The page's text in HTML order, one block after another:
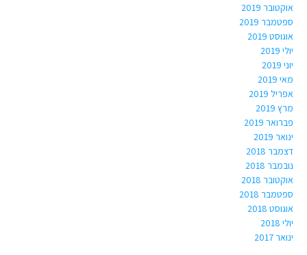
אוקטובר 2019
ספטמבר 2019
אוגוסט 2019
יולי 2019
יוני 2019
מאי 2019
אפריל 2019
מרץ 2019
פברואר 2019
ינואר 2019
דצמבר 2018
נובמבר 2018
אוקטובר 2018
ספטמבר 2018
אוגוסט 2018
יולי 2018
ינואר 2017